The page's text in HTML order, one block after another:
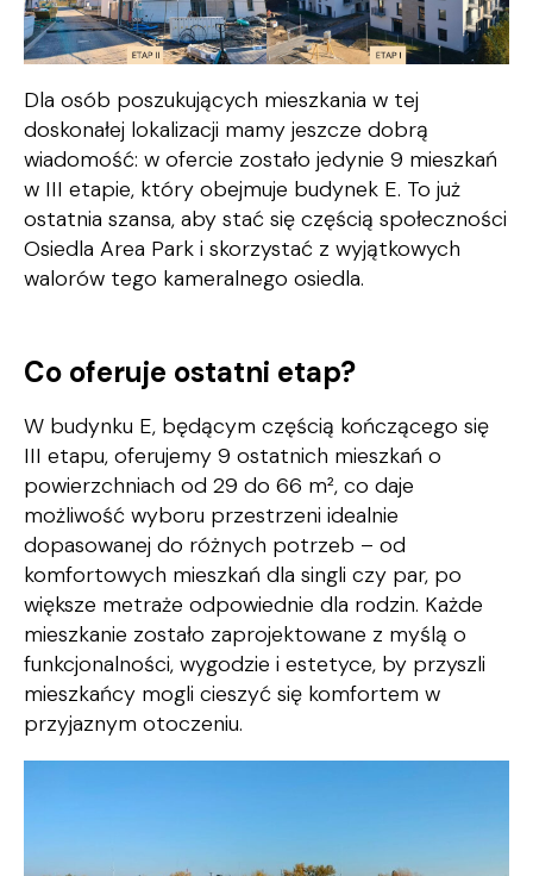
Dla osób poszukujących mieszkania w tej
doskonałej lokalizacji mamy jeszcze dobrą
wiadomość: w ofercie zostało jedynie 9 mieszkań
w III etapie, który obejmuje budynek E. To już
ostatnia szansa, aby stać się częścią społeczności
Osiedla Area Park i skorzystać z wyjątkowych
walorów tego kameralnego osiedla.
Co oferuje ostatni etap?
W budynku E, będącym częścią kończącego się
III etapu, oferujemy 9 ostatnich mieszkań o
powierzchniach od 29 do 66 m², co daje
możliwość wyboru przestrzeni idealnie
dopasowanej do różnych potrzeb – od
komfortowych mieszkań dla singli czy par, po
większe metraże odpowiednie dla rodzin. Każde
mieszkanie zostało zaprojektowane z myślą o
funkcjonalności, wygodzie i estetyce, by przyszli
mieszkańcy mogli cieszyć się komfortem w
przyjaznym otoczeniu.